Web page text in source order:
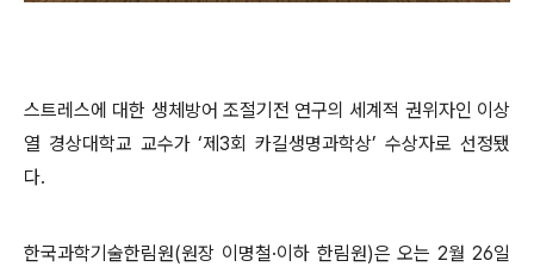
스트레스에 대한 생체방어 조절기전 연구의 세계적 권위자인 이상
열 경상대학교 교수가 ‘제3회 카길생명과학상’ 수상자로 선정됐
다.
한국과학기술한림원(원장 이명철·이하 한림원)은 오는 2월 26일